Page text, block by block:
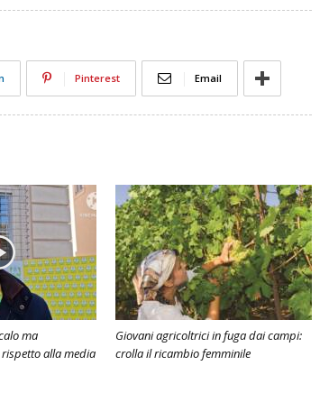
Pinterest Email
ma
alla media
Giovani agricoltrici in fuga dai campi:
crolla il ricambio femminile